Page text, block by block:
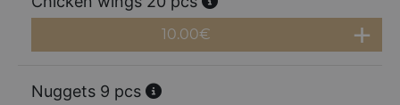
10.00€
Nuggets 9 pcs